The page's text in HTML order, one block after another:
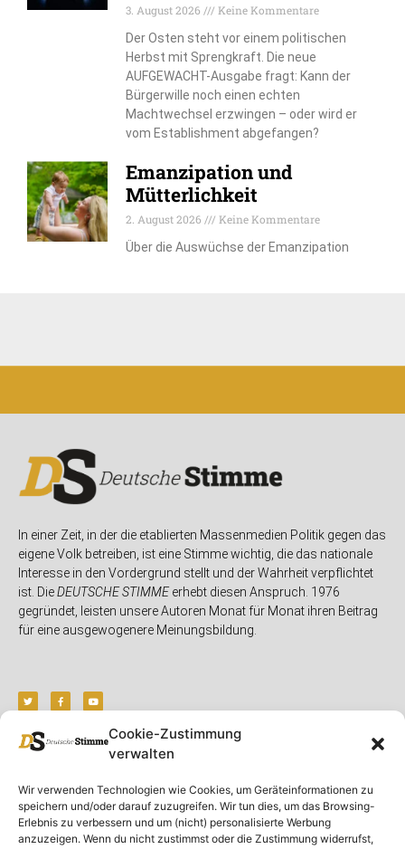
Cookie-Zustimmung
verwalten
Wir verwenden Technologien wie Cookies, um Geräteinformationen zu
speichern und/oder darauf zuzugreifen. Wir tun dies, um das Browsing-
Erlebnis zu verbessern und um (nicht) personalisierte Werbung
anzuzeigen. Wenn du nicht zustimmst oder die Zustimmung widerrufst,
3. August 2026
Keine Kommentare
Der Osten steht vor einem politischen
Herbst mit Sprengkraft. Die neue
AUFGEWACHT-Ausgabe fragt: Kann der
Bürgerwille noch einen echten
Machtwechsel erzwingen – oder wird er
vom Establishment abgefangen?
Emanzipation und
Mütterlichkeit
2. August 2026
Keine Kommentare
Über die Auswüchse der Emanzipation
In einer Zeit, in der die etablierten Massenmedien Politik gegen das
eigene Volk betreiben, ist eine Stimme wichtig, die das nationale
Interesse in den Vordergrund stellt und der Wahrheit verpflichtet
ist. DieDEUTSCHE STIMMEerhebt diesen Anspruch. 1976
gegründet, leisten unsere Autoren Monat für Monat ihren Beitrag
für eine ausgewogenere Meinungsbildung.
Unser Magazin
Spenden
Ausgaben
DS-TV
Rubriken
Deutschland
Ausland
Gespräch
Rechtliche Hinweise
Impressum
Datenschutzerklärung